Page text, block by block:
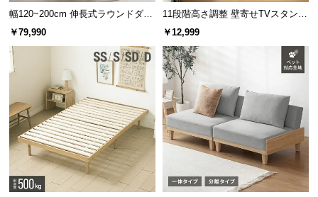
幅120~200cm 伸長式ラウンドダイ
ニングテーブル 6人掛け 天然木突
板 美しい格子デザイン
￥79,990
11段階高さ調整 壁寄せTVスタンド
キャスター付き 上下左右角度調節
￥12,999